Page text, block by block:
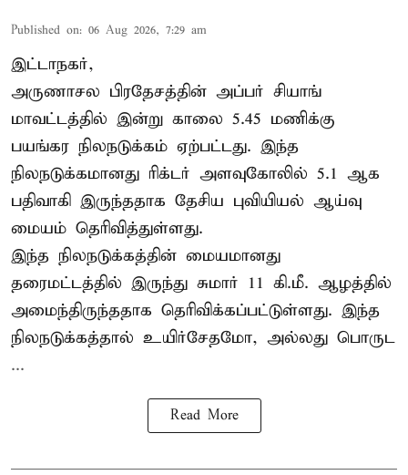
Published on: 06 Aug 2026, 7:29 am
இட்டாநகர்,
அருணாசல பிரதேசத்தின் அப்பர் சியாங்
மாவட்டத்தில் இன்று காலை 5.45 மணிக்கு
பயங்கர நிலநடுக்கம் ஏற்பட்டது. இந்த
நிலநடுக்கமானது ரிக்டர் அளவுகோலில் 5.1 ஆக
பதிவாகி இருந்ததாக தேசிய புவியியல் ஆய்வு
மையம் தெரிவித்துள்ளது.
இந்த நிலநடுக்கத்தின் மையமானது
தரைமட்டத்தில் இருந்து சுமார் 11 கி.மீ. ஆழத்தில்
அமைந்திருந்ததாக தெரிவிக்கப்பட்டுள்ளது. இந்த
நிலநடுக்கத்தால் உயிர்சேதமோ, அல்லது பொருட
...
Read More